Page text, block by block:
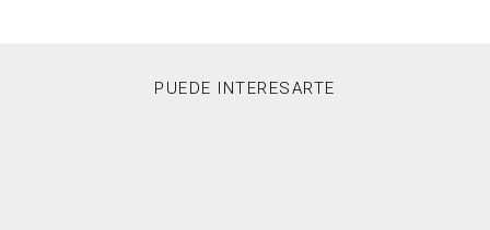
PUEDE INTERESARTE